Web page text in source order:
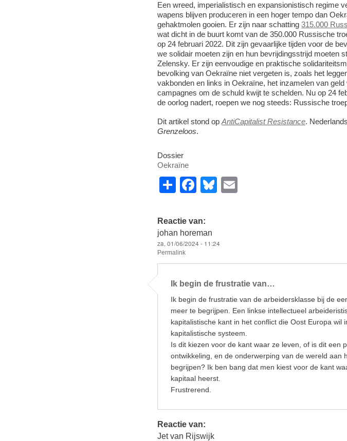
Een wreed, imperialistisch en expansionistisch regime
wapens blijven produceren in een hoger tempo dan
gehaktmolen gooien. Er zijn naar schatting 315.000
wat dicht in de buurt komt van de 350.000 Russische
op 24 februari 2022. Dit zijn gevaarlijke tijden voor de
we solidair moeten zijn en hun bevrijdingsstrijd moeten
Zelensky. Er zijn eenvoudige en praktische
bevolking van Oekraïne niet vergeten is, zoals het
vakbonden en links in Oekraïne, het inzamelen van
campagnes om de schuld kwijt te schelden. Nu op 24
de oorlog nadert, roepen we nog steeds: Russische
Dit artikel stond op AntiCapitalist Resistance.
Grenzeloos.
Dossier
Oekraïne
S
ar
e
F
c
e
b
o
o
k
Bl
y
E
Reactie van:
johan horeman
za, 01/06/2024 - 11:24
Permalink
Ik begin de frustratie van…
Ik begin de frustratie van de arbeidersklasse bij de
meer te begrijpen. Een linkse intellectueel
kapitalistische kant in het conflict die Oost Europa wil
kapitalistische systeem.
Is dit kiezen voor de kant waar ze leven, of is dit een
ontwikkeling, en de onderwerping van de wereld aan
begrijpen? Ik ben bang dat men kiest voor de kant
kapitaal heerst.
Frustrerend.
Reactie van:
Jet van Rijswijk